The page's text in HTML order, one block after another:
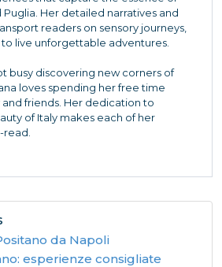
Puglia. Her detailed narratives and
readers on sensory journeys,
live unforgettable adventures.
busy discovering new corners of
loves spending her free time
friends. Her dedication to
of Italy makes each of her
read.
da Napoli
esperienze consigliate